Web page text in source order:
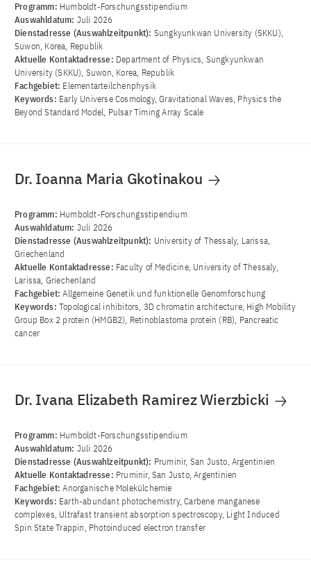
Programm: Humboldt-Forschungsstipendium
Auswahldatum: Juli 2026
Dienstadresse (Auswahlzeitpunkt): Sungkyunkwan University (SKKU),
Suwon, Korea, Republik
Aktuelle Kontaktadresse: Department of Physics, Sungkyunkwan
University (SKKU), Suwon, Korea, Republik
Fachgebiet: Elementarteilchenphysik
Keywords: Early Universe Cosmology, Gravitational Waves, Physics the
Beyond Standard Model, Pulsar Timing Array Scale
Dr. Ioanna Maria Gkotinakou
Programm: Humboldt-Forschungsstipendium
Auswahldatum: Juli 2026
Dienstadresse (Auswahlzeitpunkt): University of Thessaly, Larissa,
Griechenland
Aktuelle Kontaktadresse: Faculty of Medicine, University of Thessaly,
Larissa, Griechenland
Fachgebiet:Allgemeine Genetik und funktionelle Genomforschung
Keywords: Topological inhibitors, 3D chromatin architecture, High Mobility
Group Box 2 protein (HMGB2), Retinoblastoma protein (RB), Pancreatic
cancer
Dr. Ivana Elizabeth Ramirez Wierzbicki
Programm: Humboldt-Forschungsstipendium
Auswahldatum: Juli 2026
Dienstadresse (Auswahlzeitpunkt): Pruminir, San Justo, Argentinien
Aktuelle Kontaktadresse: Pruminir, San Justo, Argentinien
Fachgebiet:Anorganische Molekülchemie
Keywords: Earth-abundant photochemistry, Carbene manganese
complexes, Ultrafast transient absorption spectroscopy, Light Induced
Spin State Trappin, Photoinduced electron transfer